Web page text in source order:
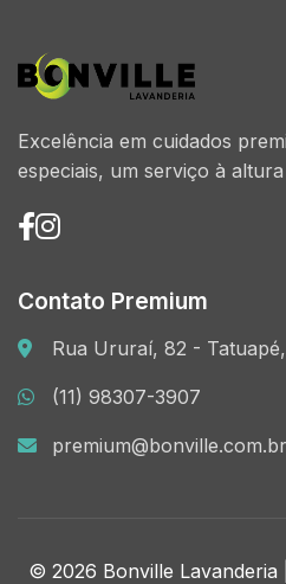
Excelência em cuidados
especiais, um serviço à
Contato Premium
Rua Ururaí, 82 -
(11) 98307-3907
premium@bonville.com.br
© 2026 Bonville Lavanderia